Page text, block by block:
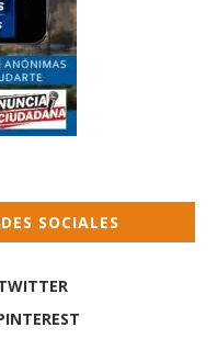
SOCIALES